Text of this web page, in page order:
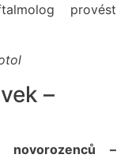
provést
–
–